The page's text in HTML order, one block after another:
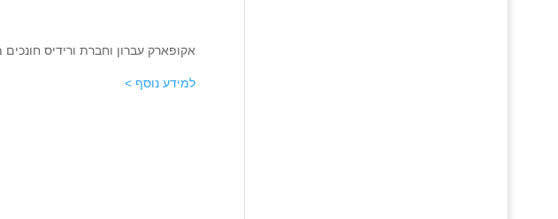
אקופארק עברון וחברת ורידיס
למידע נוסף >